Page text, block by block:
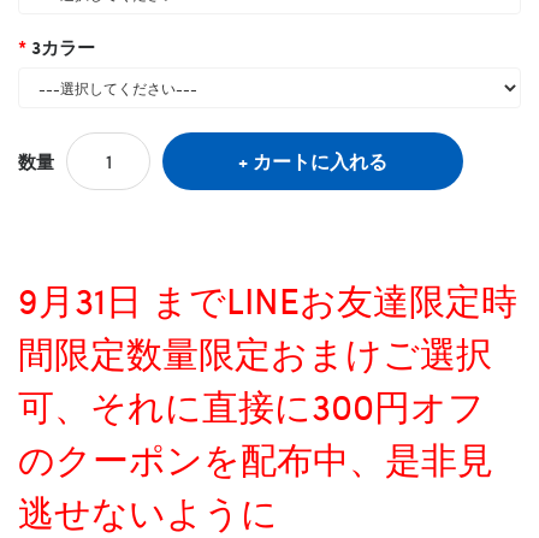
3カラー
数量 カートに入れる
9月31日 までLINEお友達限定時
間限定数量限定おまけご選択
可、それに直接に300円オフ
のクーポンを配布中、是非見
逃せないように